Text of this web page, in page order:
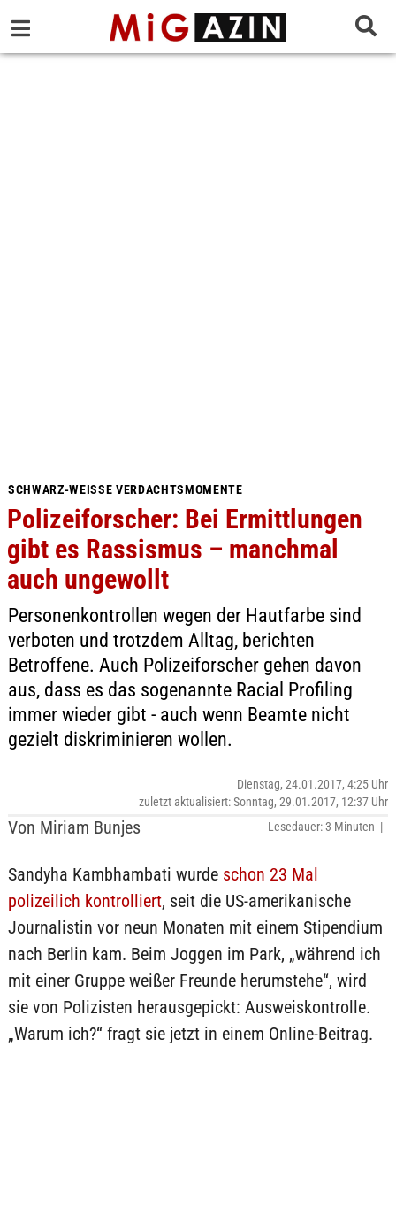
SCHWARZ-WEISSE VERDACHTSMOMENTE
Polizeiforscher: Bei Ermittlungen
gibt es Rassismus – manchmal
auch ungewollt
Personenkontrollen wegen der Hautfarbe sind
verboten und trotzdem Alltag, berichten
Betroffene. Auch Polizeiforscher gehen davon
aus, dass es das sogenannte Racial Profiling
immer wieder gibt - auch wenn Beamte nicht
gezielt diskriminieren wollen.
Von Miriam Bunjes
Dienstag, 24.01.2017, 4:25 Uhr
zuletzt aktualisiert: Sonntag, 29.01.2017, 12:37 Uhr
Lesedauer: 3 Minuten |
Sandyha Kambhambati wurde schon 23 Mal
polizeilich kontrolliert, seit die US-amerikanische
Journalistin vor neun Monaten mit einem Stipendium
nach Berlin kam. Beim Joggen im Park, „während ich
mit einer Gruppe weißer Freunde herumstehe“, wird
sie von Polizisten herausgepickt: Ausweiskontrolle.
„Warum ich?“ fragt sie jetzt in einem Online-Beitrag.